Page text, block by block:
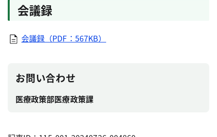
会議録
会議録（PDF：567KB）
お問い合わせ
医療政策部医療政策課